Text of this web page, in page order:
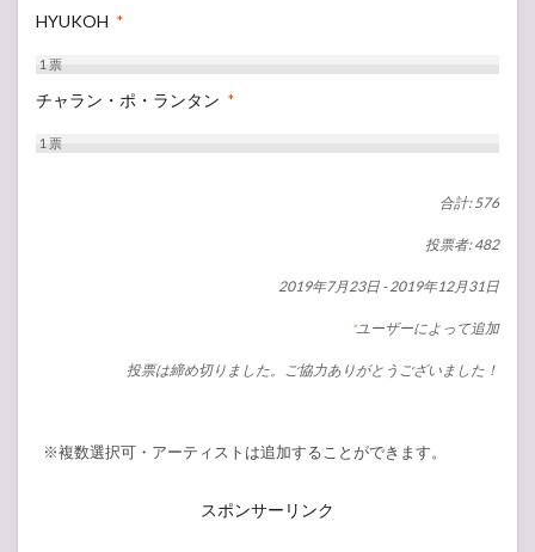
HYUKOH *
1票
チャラン・ポ・ランタン *
1票
合計: 576
投票者: 482
2019年7月23日 -2019年12月31日
*ユーザーによって追加
投票は締め切りました。ご協力ありがとうございました！
※複数選択可・アーティストは追加することができます。
スポンサーリンク